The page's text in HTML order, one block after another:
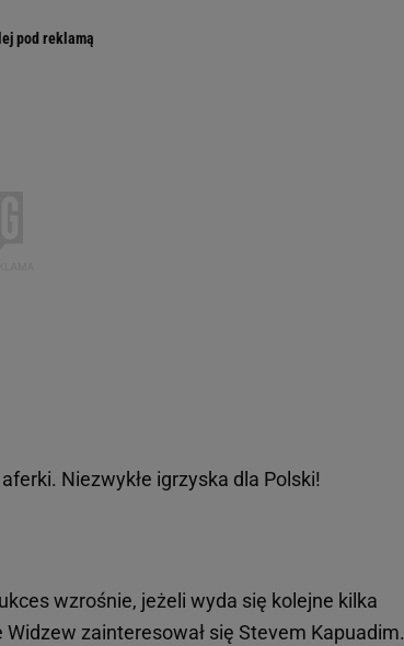
Niezwykłe igrzyska dla Polski!
wzrośnie, jeżeli wyda się kolejne kilka
Widzew zainteresował się Stevem Kapuadim.